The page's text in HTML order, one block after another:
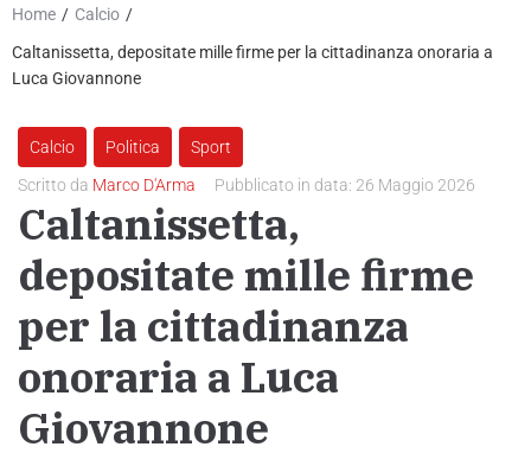
Podcast e Video
Home / Calcio /
Caltanissetta, depositate mille firme per la cittadinanza onoraria a
Luca Giovannone
Calcio Politica
Sport
Scritto da Marco D'Arma Pubblicato in data: 26 Maggio 2026
Caltanissetta,
depositate mille firme
per la cittadinanza
onoraria a Luca
Giovannone